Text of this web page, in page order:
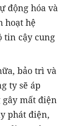
động hóa và
hoạt hệ
tin cậy cung
bảo trì và
ty sẽ áp
mất điện
phát điện,